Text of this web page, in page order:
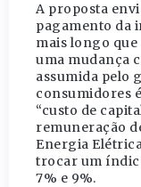
A proposta
pagamento da
mais longo que
uma mudança
assumida pelo
consumidores
“custo de
remuneração
Energia
trocar um
7% e 9%.